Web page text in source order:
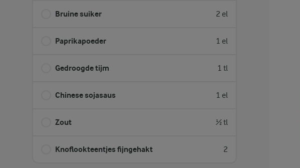
Bruine suiker 2 el
Paprikapoeder 1 el
Gedroogde tijm 1 tl
Chinese sojasaus 1 el
Zout ½ tl
Knoflookteentjes fijngehakt 2